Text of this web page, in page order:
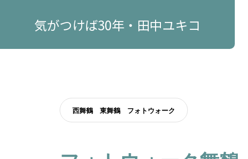
気がつけば30年・田中ユキコ
西舞鶴 東舞鶴 フォトウォーク